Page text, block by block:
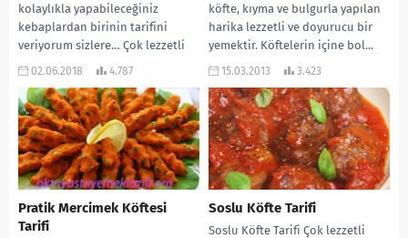
kolaylıkla yapabileceğiniz
kebaplardan birinin tarifini
veriyorum sizlere… Çok lezzetli
oluyor. Yanına güzel bir bulgur
02.06.2018 4.787
köfte, kıyma ve bulgurla yapılan
harika lezzetli ve doyurucu bir
yemektir. Köftelerin içine bol...
15.03.2013 3.423
Pratik Mercimek Köftesi
Tarifi
Soslu Köfte Tarifi
Soslu Köfte Tarifi Çok lezzetli